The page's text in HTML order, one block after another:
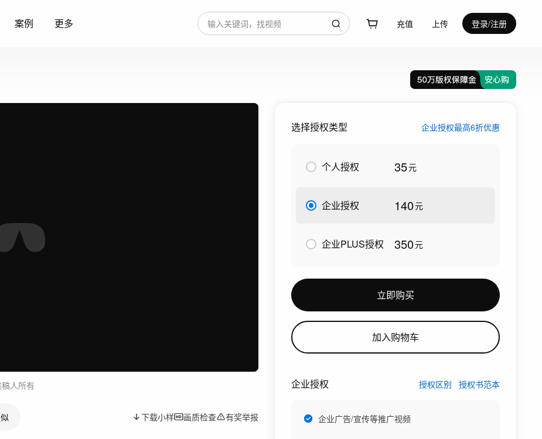
案例 更多 充值 上传 登录/注册
人所有
下载小样 画质检查 有奖举报
选择授权类型 企业授权最高6折优惠
个人授权 35元
企业授权 140元
企业PLUS授权 350元
立即购买
加入购物车
企业授权 授权区别 授权书范本
企业广告/宣传等推广视频